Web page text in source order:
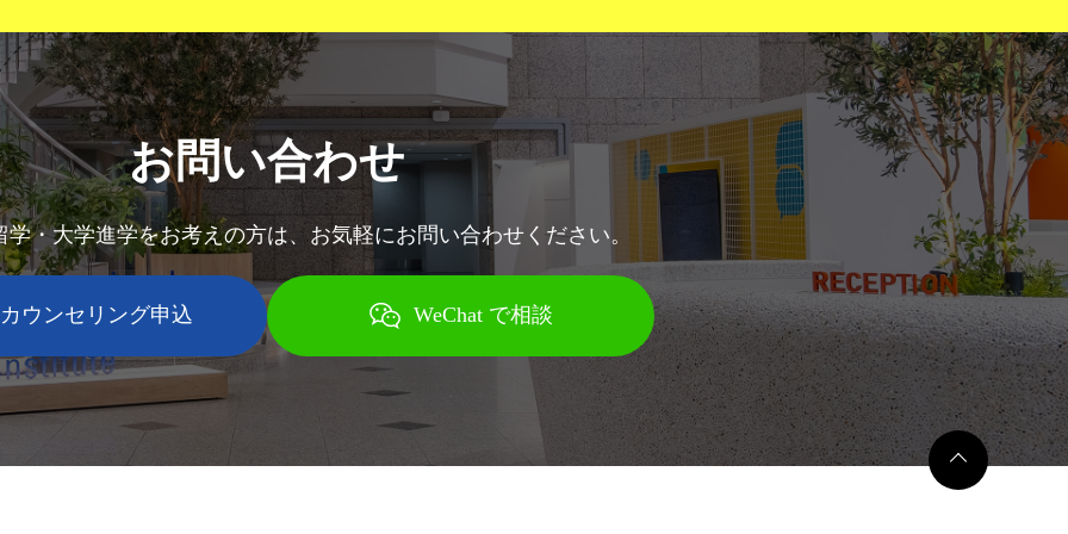
お問い合わせ
学・大学進学をお考えの方は、 お気軽にお問い合わせください。
カウンセリング申込 WeChat で相談